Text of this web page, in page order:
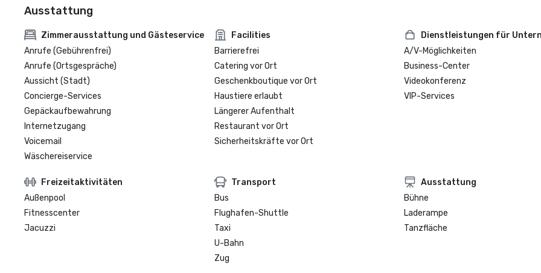
Ausstattung
Zimmerausstattung und Gästeservice
Anrufe (Gebührenfrei)
Anrufe (Ortsgespräche)
Aussicht (Stadt)
Concierge-Services
Gepäckaufbewahrung
Internetzugang
Voicemail
Wäschereiservice
Facilities
Barrierefrei
Catering vor Ort
Geschenkboutique vor Ort
Haustiere erlaubt
Längerer Aufenthalt
Restaurant vor Ort
Sicherheitskräfte vor Ort
Dienstleistungen für
A/V-Möglichkeiten
Business-Center
Videokonferenz
VIP-Services
Freizeitaktivitäten
Außenpool
Fitnesscenter
Jacuzzi
Transport
Bus
Flughafen-Shuttle
Taxi
U-Bahn
Zug
Ausstattung
Bühne
Laderampe
Tanzfläche